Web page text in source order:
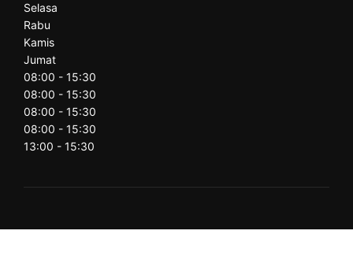
Selasa
Rabu
Kamis
Jumat
08:00 - 15:30
08:00 - 15:30
08:00 - 15:30
08:00 - 15:30
13:00 - 15:30